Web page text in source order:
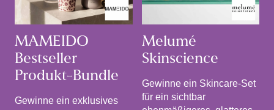
MAMEIDO
Bestseller
Produkt-Bundle
Gewinne ein exklusives
Melumé
Skinscience
Gewinne ein Skincare-Set
für ein sichtbar